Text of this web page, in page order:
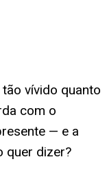
vívido quanto
com o
— e a
quer dizer?